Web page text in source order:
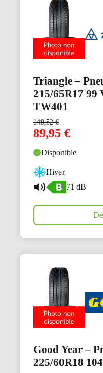
Triangle –
215/65R17
TW401
149,52€
89,95 €
Disponible
Hiver
71 dB
Good Year –
225/60R18